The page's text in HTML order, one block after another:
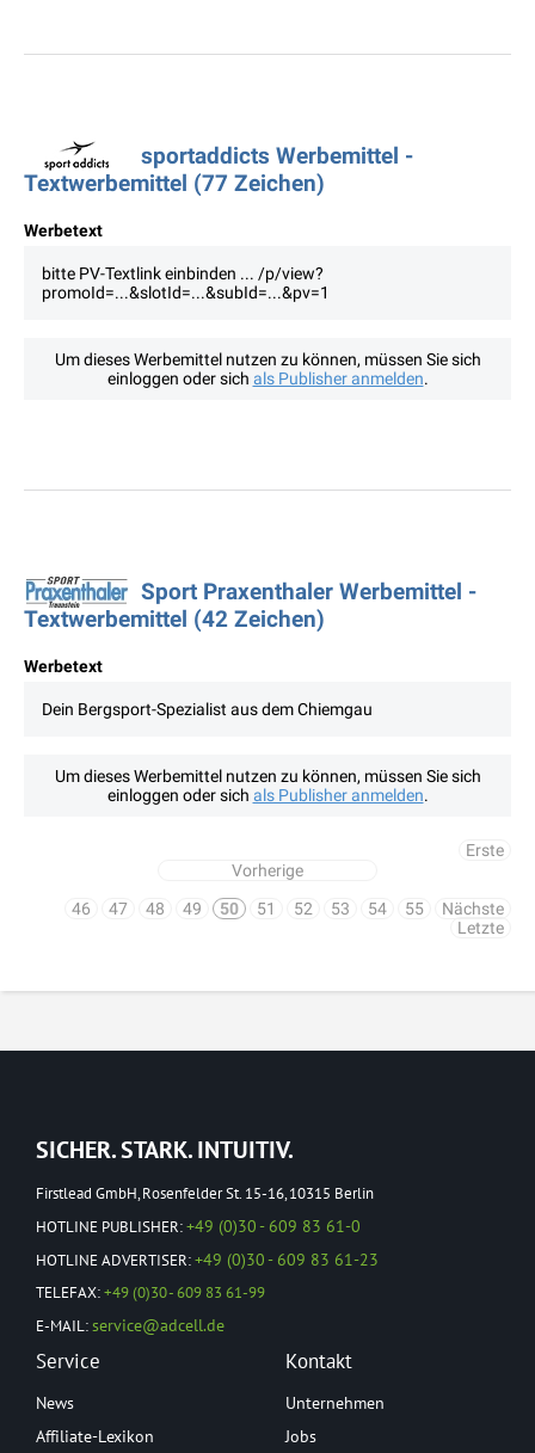
sportaddicts Werbemittel -
Textwerbemittel (77 Zeichen)
Werbetext
bitte PV-Textlink einbinden ... /p/view?
promoId=...&slotId=...&subId=...&pv=1
Um dieses Werbemittel nutzen zu können, müssen Sie sich
einloggen oder sich als Publisher anmelden.
Sport Praxenthaler Werbemittel -
Textwerbemittel (42 Zeichen)
Werbetext
Dein Bergsport-Spezialist aus dem Chiemgau
Um dieses Werbemittel nutzen zu können, müssen Sie sich
einloggen oder sich als Publisher anmelden.
Erste
Vorherige
46
47 48 49 50 51 52 53 54 55
Nächste
Letzte
SICHER. STARK. INTUITIV.
Firstlead GmbH, Rosenfelder St. 15-16, 10315 Berlin
HOTLINE PUBLISHER:+49 (0)30 - 609 83 61-0
HOTLINE ADVERTISER:+49 (0)30 - 609 83 61-23
TELEFAX:+49 (0)30 - 609 83 61-99
E-MAIL:service@adcell.de
Service
News
Affiliate-Lexikon
Kontakt
Unternehmen
Jobs